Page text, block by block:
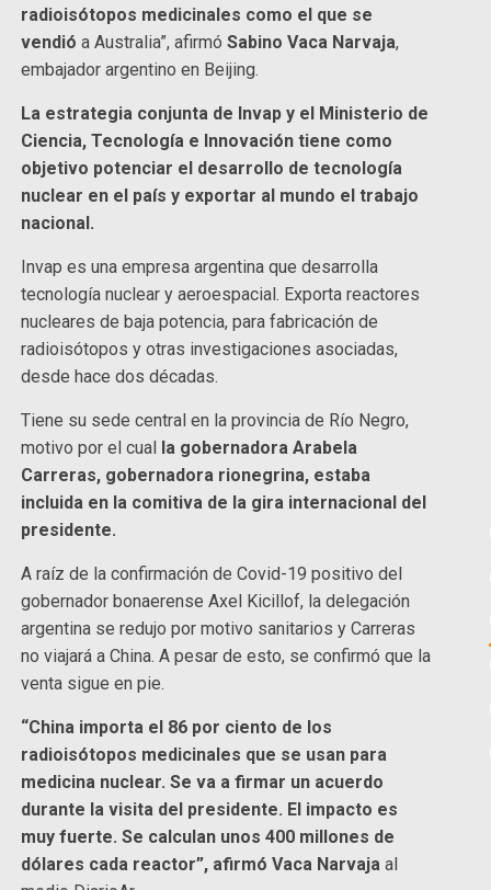
radioisótopos medicinales como el que se
vendió a Australia”, afirmóSabino Vaca Narvaja,
embajador argentino en Beijing.
La estrategia conjunta de Invap y el Ministerio de
Ciencia, Tecnología e Innovación tiene como
objetivo potenciar el desarrollo de tecnología
nuclear en el país y exportar al mundo el trabajo
nacional.
Invap es una empresa argentina que desarrolla
tecnología nuclear y aeroespacial. Exporta reactores
nucleares de baja potencia, para fabricación de
radioisótopos y otras investigaciones asociadas,
desde hace dos décadas.
Tiene su sede central en la provincia de Río Negro,
motivo por el cual
la gobernadora Arabela
Carreras, gobernadora rionegrina, estaba
incluida en la comitiva de la gira internacional del
presidente.
A raíz de la confirmación de Covid-19 positivo del
gobernador bonaerense Axel Kicillof, la delegación
argentina se redujo por motivo sanitarios y Carreras
no viajará a China. A pesar de esto, se confirmó que la
venta sigue en pie.
“China importa el 86 por ciento de los
radioisótopos medicinales que se usan para
medicina nuclear. Se va a firmar un acuerdo
durante la visita del presidente. El impacto es
muy fuerte. Se calculan unos 400 millones de
dólares cada reactor”, afirmó Vaca Narvajaal